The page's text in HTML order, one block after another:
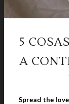
5
A
Spread the love